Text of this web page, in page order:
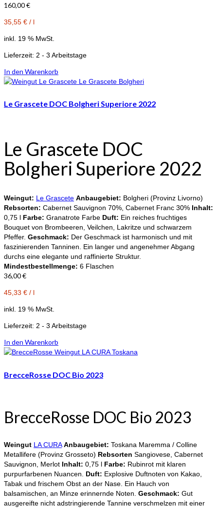
160,00€
35,55 € / l
inkl. 19 % MwSt.
Lieferzeit: 2 - 3 Arbeitstage
In den Warenkorb
Le Grascete DOC Bolgheri Superiore 2022
Le Grascete DOC
Bolgheri Superiore 2022
Weingut: Le Grascete Anbaugebiet: Bolgheri (Provinz Livorno)
Rebsorten: Cabernet Sauvignon 70%, Cabernet Franc 30% Inhalt:
0,75 l Farbe: Granatrote Farbe Duft: Ein reiches fruchtiges
Bouquet von Brombeeren, Veilchen, Lakritze und schwarzem
Pfeffer. Geschmack: Der Geschmack ist harmonisch und mit
faszinierenden Tanninen. Ein langer und angenehmer Abgang
durchs eine elegante und raffinierte Struktur.
Mindestbestellmenge: 6 Flaschen
36,00€
45,33 € / l
inkl. 19 % MwSt.
Lieferzeit: 2 - 3 Arbeitstage
In den Warenkorb
BrecceRosse DOC Bio 2023
BrecceRosse DOC Bio 2023
Weingut LA CURA Anbaugebiet: Toskana Maremma / Colline
Metallifere (Provinz Grosseto) Rebsorten Sangiovese, Cabernet
Sauvignon, Merlot Inhalt: 0,75 l Farbe: Rubinrot mit klaren
purpurfarbenen Nuancen. Duft: Explosive Duftnoten von Kakao,
Tabak und frischem Obst an der Nase. Ein Hauch von
balsamischen, an Minze erinnernde Noten. Geschmack: Gut
ausgereifte nicht adstringierende Tannine verschmelzen mit einer